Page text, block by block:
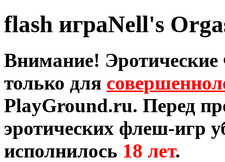
flash играNell's
Внимание!
только для
PlayGround.ru. Перед
эротических флеш-игр
исполнилось 18 лет.